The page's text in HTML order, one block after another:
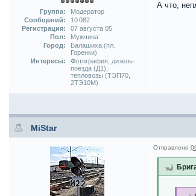
Группа:
Модератор
Сообщений:
10 082
Регистрация:
07 августа 05
Пол:
Мужчина
Город:
Балашиха (пл.
Горенки)
Интересы:
Фотография, дизель-
поезда (Д1),
тепловозы (ТЭП70,
2ТЭ10М)
А что,
MiStar
Отправлено